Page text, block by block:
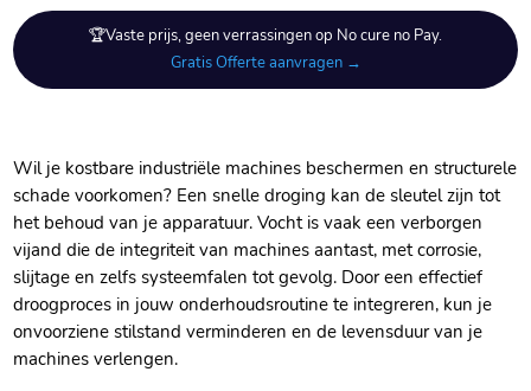
🏆Vaste prijs, geen verrassingen op No cure no Pay.
Gratis Offerte aanvragen →
Wil je kostbare industriële machines beschermen en structurele
schade voorkomen? Een snelle droging kan de sleutel zijn tot
het behoud van je apparatuur.​ Vocht is vaak een verborgen
vijand die de integriteit van machines aantast, met corrosie,
slijtage en zelfs systeemfalen tot gevolg.​ Door een effectief
droogproces in jouw onderhoudsroutine te integreren, kun je
onvoorziene stilstand verminderen en de levensduur van je
machines verlengen.​